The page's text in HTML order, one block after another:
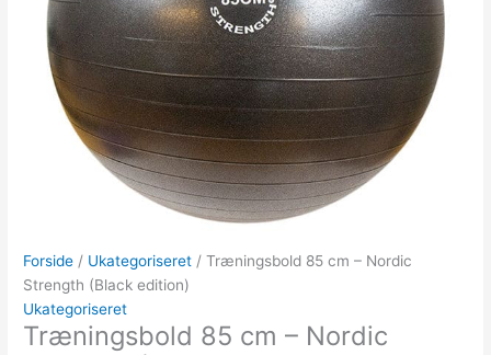
Forside / Ukategoriseret / Træningsbold 85 cm – Nordic
Strength (Black edition)
Ukategoriseret
Træningsbold 85 cm – Nordic